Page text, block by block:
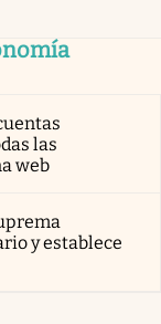
las
web
y establece